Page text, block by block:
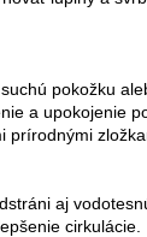
pokožku
a upokojenie
aj
cirkulácie.